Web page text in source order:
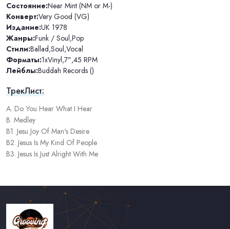
Состояние:Near Mint (NM or M-)
Конверт:Very Good (VG)
Издание:UK 1978
Жанры:Funk / Soul,Pop
Стили:Ballad,Soul,Vocal
Форматы:1xVinyl,7",45 RPM
Лейблы:Buddah Records ()
ТрекЛист:
A. Do You Hear What I Hear
B. Medley
B1. Jesu Joy Of Man's Desire
B2. Jesus Is My Kind Of People
B3. Jesus Is Just Alright With Me